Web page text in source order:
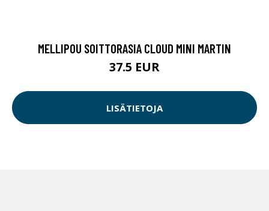
MELLIPOU SOITTORASIA CLOUD MINI MARTIN
37.5 EUR
LISÄTIETOJA